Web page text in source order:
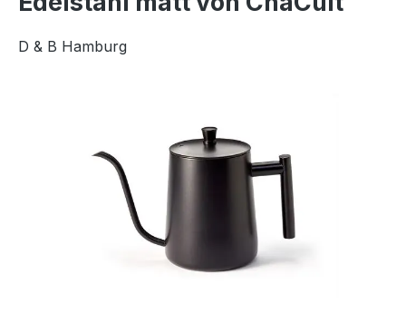
D & B Hamburg